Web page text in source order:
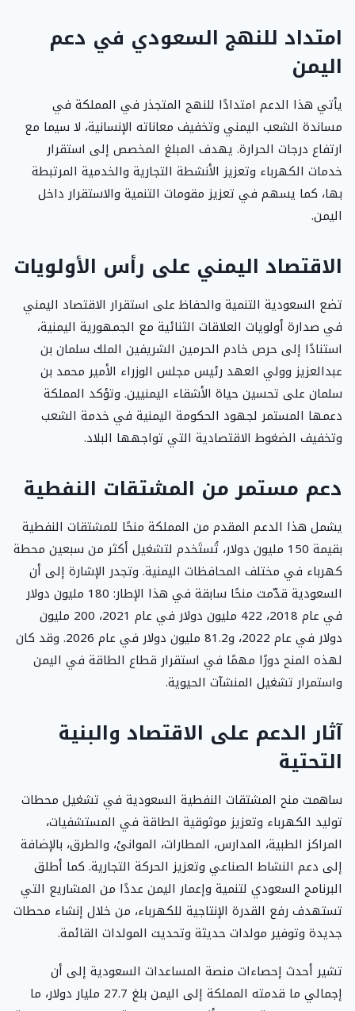
امتداد للنهج السعودي في دعم
اليمن
يأتي هذا الدعم امتدادًا للنهج المتجذر في المملكة في
مساندة الشعب اليمني وتخفيف معاناته الإنسانية، لا سيما مع
ارتفاع درجات الحرارة. يهدف المبلغ المخصص إلى استقرار
خدمات الكهرباء وتعزيز الأنشطة التجارية والخدمية المرتبطة
بها، كما يسهم في تعزيز مقومات التنمية والاستقرار داخل
اليمن.
الاقتصاد اليمني على رأس الأولويات
تضع السعودية التنمية والحفاظ على استقرار الاقتصاد اليمني
في صدارة أولويات العلاقات الثنائية مع الجمهورية اليمنية،
استنادًا إلى حرص خادم الحرمين الشريفين الملك سلمان بن
عبدالعزيز وولي العهد رئيس مجلس الوزراء الأمير محمد بن
سلمان على تحسين حياة الأشقاء اليمنيين. وتؤكد المملكة
دعمها المستمر لجهود الحكومة اليمنية في خدمة الشعب
وتخفيف الضغوط الاقتصادية التي تواجهها البلاد.
دعم مستمر من المشتقات النفطية
يشمل هذا الدعم المقدم من المملكة منحًا للمشتقات النفطية
بقيمة 150 مليون دولار، تُستَخدم لتشغيل أكثر من سبعين محطة
كهرباء في مختلف المحافظات اليمنية. وتجدر الإشارة إلى أن
السعودية قدّمت منحًا سابقة في هذا الإطار: 180 مليون دولار
في عام 2018، 422 مليون دولار في عام 2021، 200 مليون
دولار في عام 2022، و81.2 مليون دولار في عام 2026. وقد كان
لهذه المنح دورًا مهمًا في استقرار قطاع الطاقة في اليمن
واستمرار تشغيل المنشآت الحيوية.
آثار الدعم على الاقتصاد والبنية
التحتية
ساهمت منح المشتقات النفطية السعودية في تشغيل محطات
توليد الكهرباء وتعزيز موثوقية الطاقة في المستشفيات،
المراكز الطبية، المدارس، المطارات، الموانئ، والطرق، بالإضافة
إلى دعم النشاط الصناعي وتعزيز الحركة التجارية. كما أطلق
البرنامج السعودي لتنمية وإعمار اليمن عددًا من المشاريع التي
تستهدف رفع القدرة الإنتاجية للكهرباء، من خلال إنشاء محطات
جديدة وتوفير مولدات حديثة وتحديث المولدات القائمة.
تشير أحدث إحصاءات منصة المساعدات السعودية إلى أن
إجمالي ما قدمته المملكة إلى اليمن بلغ 27.7 مليار دولار، ما